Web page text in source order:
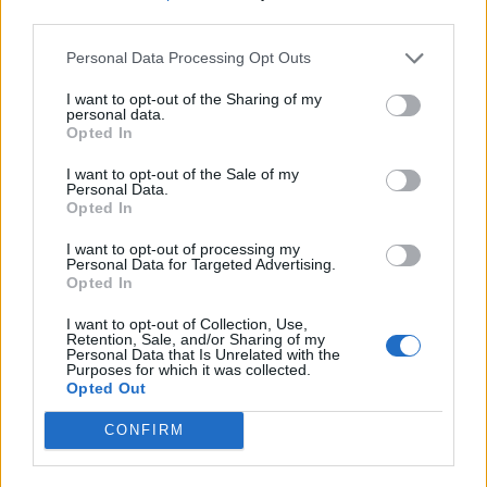
Personal Data Processing Opt Outs
I want to opt-out of the Sharing of my
personal data.
Opted In
I want to opt-out of the Sale of my
Personal Data.
Opted In
I want to opt-out of processing my
Personal Data for Targeted Advertising.
Opted In
I want to opt-out of Collection, Use,
Retention, Sale, and/or Sharing of my
Personal Data that Is Unrelated with the
Purposes for which it was collected.
Opted Out
CONFIRM
129 km/h (80 mph): ~142 km
Queda de autonomia entre 80 km/h e 129 km/h: 38%!
Berlina (mais aerodinâmico):
96 km/h (60 mph): ~404 km
113 km/h (70 mph): ~364 km
129 km/h (80 mph): ~322 km
Queda de autonomia entre 80 km/h e 129 km/h: 28%
Fonte:Autoevolution